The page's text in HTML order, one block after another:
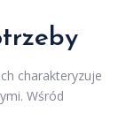
charakteryzuje
Wśród